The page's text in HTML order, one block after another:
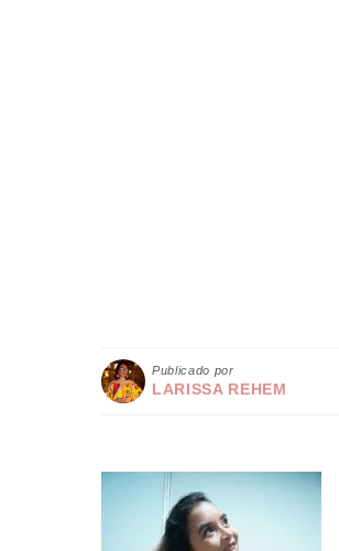
Publicado por
LARISSA REHEM